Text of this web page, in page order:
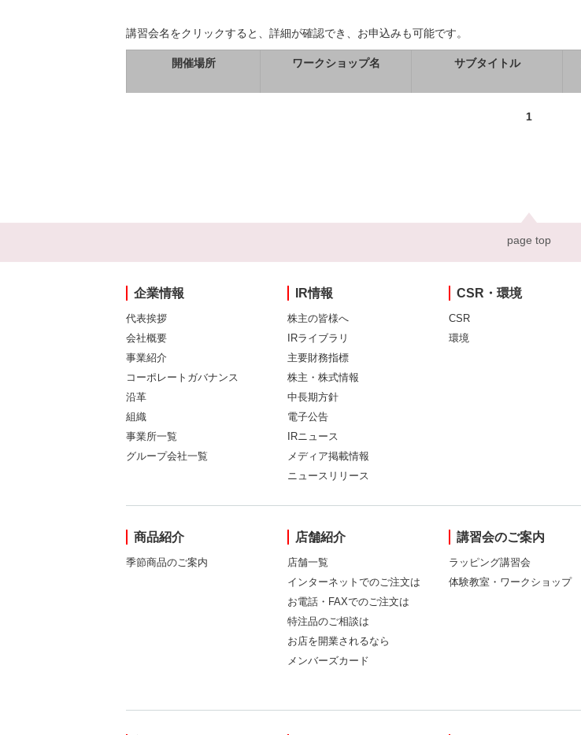
講習会名をクリックすると、詳細が確認でき、お申込みも可能です。
開催場所 ワークショップ名 サブタイトル
1
page top
企業情報
代表挨拶
会社概要
事業紹介
コーポレートガバナンス
沿革
組織
事業所一覧
グループ会社一覧
IR情報
株主の皆様へ
IRライブラリ
主要財務指標
株主・株式情報
中長期方針
電子公告
IRニュース
メディア掲載情報
ニュースリリース
CSR・環境
CSR
環境
商品紹介
季節商品のご案内
店舗紹介
店舗一覧
インターネットでのご注文は
お電話・FAXでのご注文は
特注品のご相談は
お店を開業されるなら
メンバーズカード
講習会のご案内
ラッピング講習会
体験教室・ワークショップ